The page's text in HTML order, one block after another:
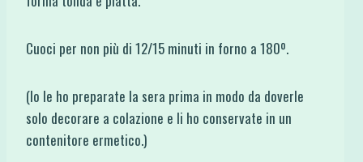
Cuoci per non più di 12/15 minuti in forno a 180º.
(Io le ho preparate la sera prima in modo da doverle
solo decorare a colazione e li ho conservate in un
contenitore ermetico.)